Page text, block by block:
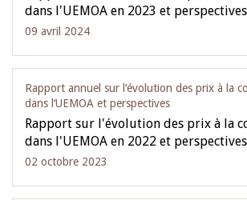
dans l'UEMOA en 2023 et perspectives
09 avril 2024
Rapport annuel sur l‘évolution des prix à la
dans l‘UEMOA et perspectives
Rapport sur l'évolution des prix à la
dans l'UEMOA en 2022 et perspectives
02 octobre 2023